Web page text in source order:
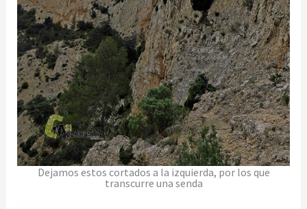
Dejamos estos cortados a la izquierda, por los que
transcurre una senda